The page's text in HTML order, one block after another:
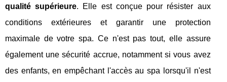
qualité supérieure. Elle est conçue pour résister aux
conditions extérieures et garantir une protection
maximale de votre spa. Ce n'est pas tout, elle assure
également une sécurité accrue, notamment si vous avez
des enfants, en empêchant l'accès au spa lorsqu'il n'est